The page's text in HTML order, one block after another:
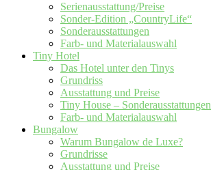
Serienausstattung/Preise
Sonder-Edition „CountryLife“
Sonderausstattungen
Farb- und Materialauswahl
Tiny Hotel
Das Hotel unter den Tinys
Grundriss
Ausstattung und Preise
Tiny House – Sonderausstattungen
Farb- und Materialauswahl
Bungalow
Warum Bungalow de Luxe?
Grundrisse
Ausstattung und Preise